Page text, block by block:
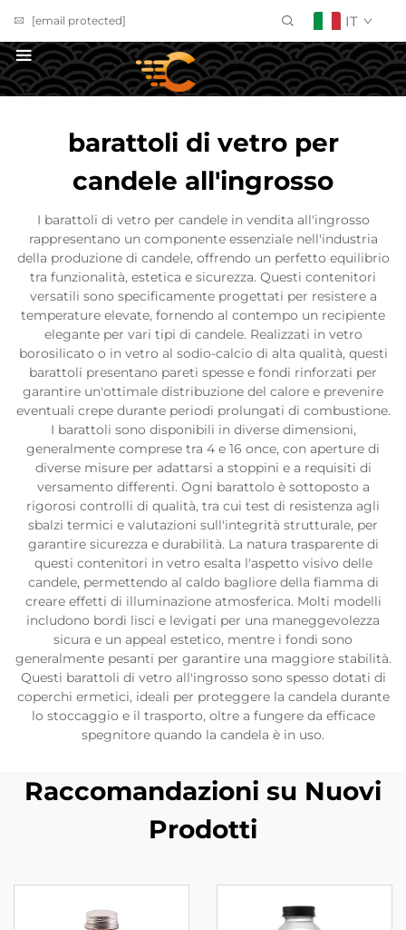
[email protected] IT
barattoli di vetro per
candele all'ingrosso
I barattoli di vetro per candele in vendita all'ingrosso
rappresentano un componente essenziale nell'industria
della produzione di candele, offrendo un perfetto equilibrio
tra funzionalità, estetica e sicurezza. Questi contenitori
versatili sono specificamente progettati per resistere a
temperature elevate, fornendo al contempo un recipiente
elegante per vari tipi di candele. Realizzati in vetro
borosilicato o in vetro al sodio-calcio di alta qualità, questi
barattoli presentano pareti spesse e fondi rinforzati per
garantire un'ottimale distribuzione del calore e prevenire
eventuali crepe durante periodi prolungati di combustione.
I barattoli sono disponibili in diverse dimensioni,
generalmente comprese tra 4 e 16 once, con aperture di
diverse misure per adattarsi a stoppini e a requisiti di
versamento differenti. Ogni barattolo è sottoposto a
rigorosi controlli di qualità, tra cui test di resistenza agli
sbalzi termici e valutazioni sull'integrità strutturale, per
garantire sicurezza e durabilità. La natura trasparente di
questi contenitori in vetro esalta l'aspetto visivo delle
candele, permettendo al caldo bagliore della fiamma di
creare effetti di illuminazione atmosferica. Molti modelli
includono bordi lisci e levigati per una maneggevolezza
sicura e un appeal estetico, mentre i fondi sono
generalmente pesanti per garantire una maggiore stabilità.
Questi barattoli di vetro all'ingrosso sono spesso dotati di
coperchi ermetici, ideali per proteggere la candela durante
lo stoccaggio e il trasporto, oltre a fungere da efficace
spegnitore quando la candela è in uso.
Raccomandazioni su Nuovi
Prodotti